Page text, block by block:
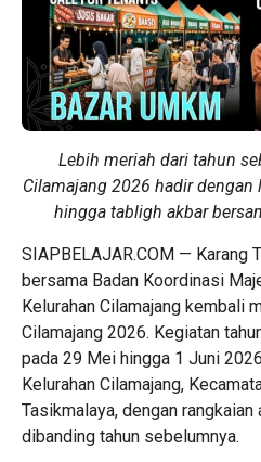
Lebih meriah dari tahun
Cilamajang 2026 hadir dengan
hingga tabligh akbar
SIAPBELAJAR.COM — Karang
bersama Badan Koordinasi
Kelurahan Cilamajang kembali
Cilamajang 2026. Kegiatan
pada 29 Mei hingga 1 Juni
Kelurahan Cilamajang,
Tasikmalaya, dengan
dibanding tahun sebelumnya.